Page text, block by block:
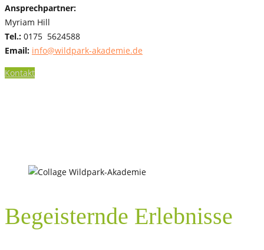
Ansprechpartner:
Myriam Hill
Tel.: 0175 5624588
Email: info@wildpark-akademie.de
Kontakt
Begeisternde Erlebnisse